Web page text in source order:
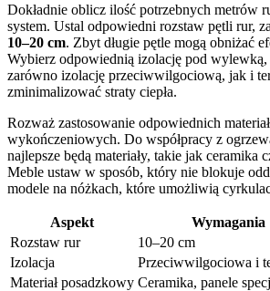
Dokładnie oblicz ilość potrzebnych metrów
system. Ustal odpowiedni rozstaw pętli rur,
10–20 cm. Zbyt długie pętle mogą obniżać
Wybierz odpowiednią izolację pod
zarówno izolację przeciwwilgociową, jak i
zminimalizować straty ciepła.
Rozważ zastosowanie odpowiednich
wykończeniowych. Do współpracy z
najlepsze będą materiały, takie jak ceramika
Meble ustaw w sposób, który nie blokuje
modele na nóżkach, które umożliwią
Aspekt
Wymagania
Rozstaw rur
10–20 cm
Izolacja
Przeciwwilgociowa i
Materiał posadzkowy Ceramika, panele